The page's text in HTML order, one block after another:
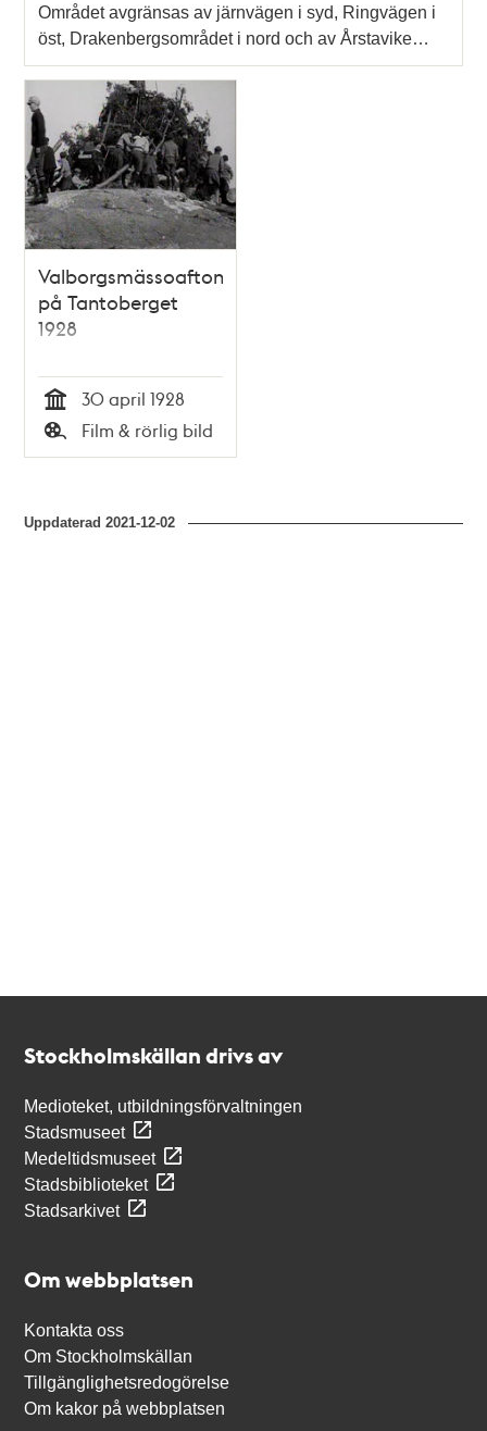
Området avgränsas av järnvägen i syd, Ringvägen i
öst, Drakenbergsområdet i nord och av Årstavike…
Valborgsmässoafton
på Tantoberget
1928
Tid
30 april 1928
Typ
Film & rörlig bild
Uppdaterad2021-12-02
Stockholmskällan drivs av
Medioteket, utbildningsförvaltningen
Stadsmuseet
Medeltidsmuseet
Stadsbiblioteket
Stadsarkivet
Om webbplatsen
Kontakta oss
Om Stockholmskällan
Tillgänglighetsredogörelse
Om kakor på webbplatsen